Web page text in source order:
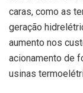
caras, como as
geração
aumento nos
acionamento de
usinas